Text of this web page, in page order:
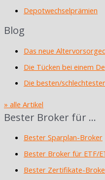
Depotwechselprämien
Blog
Das neue
Die Tücken bei einem
Die besten/
» alle Artikel
Bester Broker für …
Bester Sparplan-Broker
Bester Broker für ETF/
Bester Zertifikate-